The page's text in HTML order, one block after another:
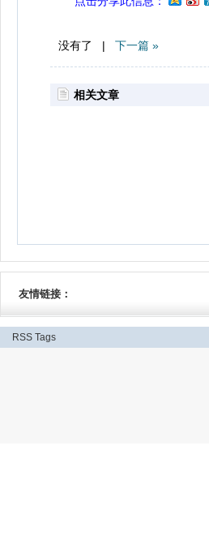
没有了 | 下一篇 »
相关文章
友情链接：
RSS Tags